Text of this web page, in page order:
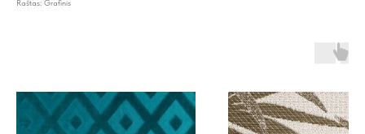
Raštas: Grafinis